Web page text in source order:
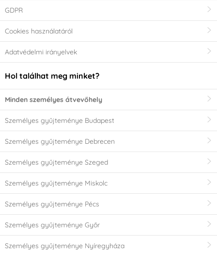
GDPR
Cookies használatáról
Adatvédelmi irányelvek
Hol találhat meg minket?
Minden személyes átvevőhely
Személyes gyűjteménye Budapest
Személyes gyűjteménye Debrecen
Személyes gyűjteménye Szeged
Személyes gyűjteménye Miskolc
Személyes gyűjteménye Pécs
Személyes gyűjteménye Győr
Személyes gyűjteménye Nyíregyháza